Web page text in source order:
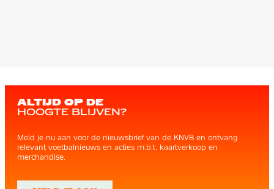
ALTIJD OP DE
HOOGTE BLIJVEN?
Meld je nu aan voor de nieuwsbrief van de KNVB en ontvang
relevant voetbalnieuws en acties m.b.t. kaartverkoop en
merchandise.